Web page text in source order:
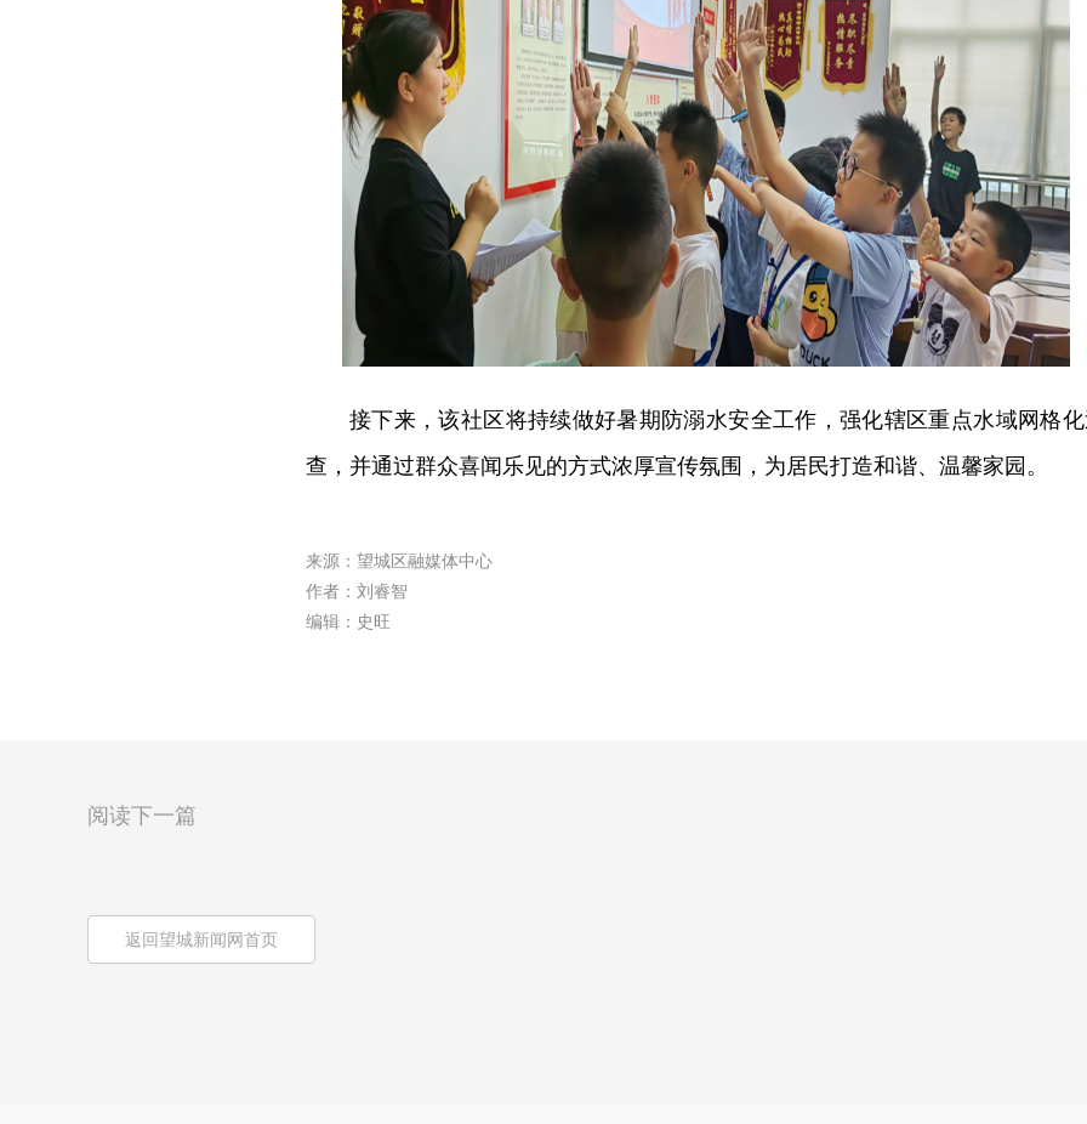
接下来，该社区将持续做好暑期防溺水安全工作，强化辖区重点水域网格
查，并通过群众喜闻乐见的方式浓厚宣传氛围，为居民打造和谐、温馨家园。
来源：望城区融媒体中心
作者：刘睿智
编辑：史旺
阅读下一篇
返回望城新闻网首页